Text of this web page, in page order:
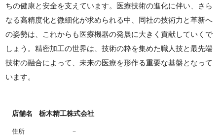
ちの健康と安全を支えています。医療技術の進化に伴い、さら
なる高精度化と微細化が求められる中、同社の技術力と革新へ
の姿勢は、これからも医療機器の発展に大きく貢献していくで
しょう。精密加工の世界は、技術の粋を集めた職人技と最先端
技術の融合によって、未来の医療を形作る重要な基盤となって
います。
店舗名 栃木精工株式会社
住所 －